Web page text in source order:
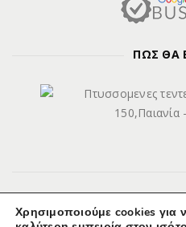
ΠΩΣ ΘΑ
Χρησιμοποιούμε cookies